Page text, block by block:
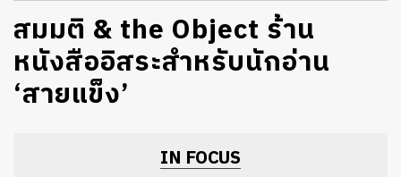
สมมติ & the Object ร้าน
หนังสืออิสระสำหรับนักอ่าน
‘สายแข็ง’
IN FOCUS